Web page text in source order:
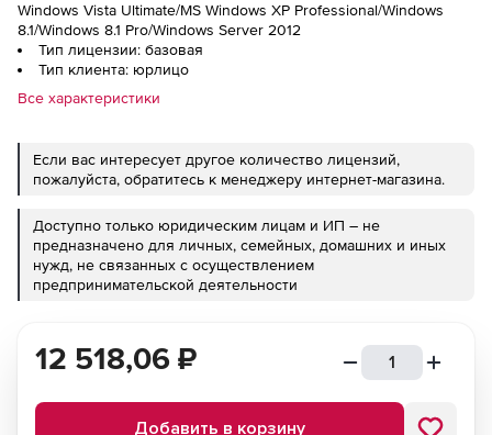
Windows Vista Ultimate/MS Windows XP Professional/Windows
8.1/Windows 8.1 Pro/Windows Server 2012
Тип лицензии: базовая
Тип клиента: юрлицо
Все характеристики
Если вас интересует другое количество лицензий,
пожалуйста, обратитесь к менеджеру интернет-магазина.
Доступно только юридическим лицам и ИП – не
предназначено для личных, семейных, домашних и иных
нужд, не связанных с осуществлением
предпринимательской деятельности
12 518,06 ₽
Добавить в корзину